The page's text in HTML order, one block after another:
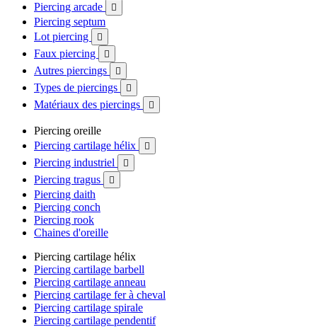
Piercing arcade 
Piercing septum
Lot piercing

Faux piercing 
Autres piercings 
Types de piercings 
Matériaux des piercings 
Piercing oreille
Piercing cartilage hélix

Piercing industriel 
Piercing tragus 
Piercing daith
Piercing conch
Piercing rook
Chaines d'oreille
Piercing cartilage hélix
Piercing cartilage barbell
Piercing cartilage anneau
Piercing cartilage fer à cheval
Piercing cartilage spirale
Piercing cartilage pendentif